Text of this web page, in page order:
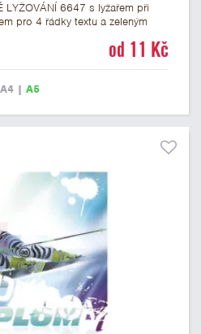
LYŽOVÁNÍ 6647 s lyžařem při
pro 4 řádky textu a zeleným
slalomu má gramáž 250
od 11 Kč
A4| A5